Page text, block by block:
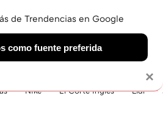
VIAJES GASTRO SNEAKERS
Nike El Corte Inglés Lidl
×
de Trendencias en Google
como fuente preferida